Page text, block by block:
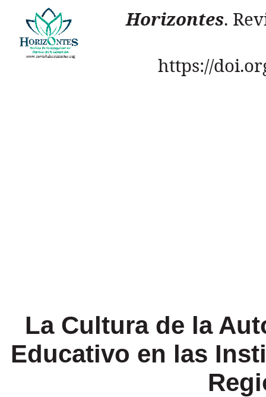
Horizontes.
https://
La Cultura de la
Educativo en las